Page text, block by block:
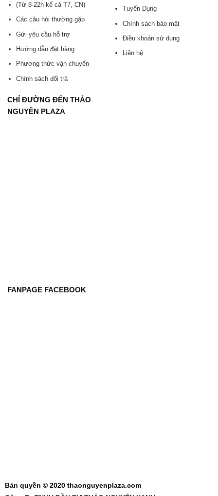
(Từ 8-22h kể cả T7, CN)
Các câu hỏi thường gặp
Gửi yêu cầu hỗ trợ
Hướng dẫn đặt hàng
Phương thức vận chuyển
Chính sách đổi trả
Tuyển Dụng
Chính sách bảo mật
Điều khoản sử dụng
Liên hệ
CHỈ ĐƯỜNG ĐẾN THẢO
NGUYÊN PLAZA
FANPAGE FACEBOOK
Bản quyền © 2020 thaonguyenplaza.com